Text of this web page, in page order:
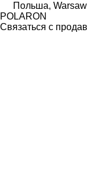
Польша, Warsaw
POLARON
Связаться с